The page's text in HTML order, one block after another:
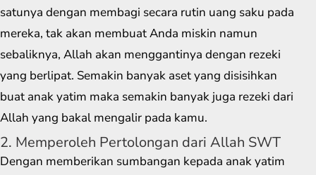
satunya dengan membagi secara rutin uang saku pada
mereka, tak akan membuat Anda miskin namun
sebaliknya, Allah akan menggantinya dengan rezeki
yang berlipat. Semakin banyak aset yang disisihkan
buat anak yatim maka semakin banyak juga rezeki dari
Allah yang bakal mengalir pada kamu.
2. Memperoleh Pertolongan dari Allah SWT
Dengan memberikan sumbangan kepada anak yatim